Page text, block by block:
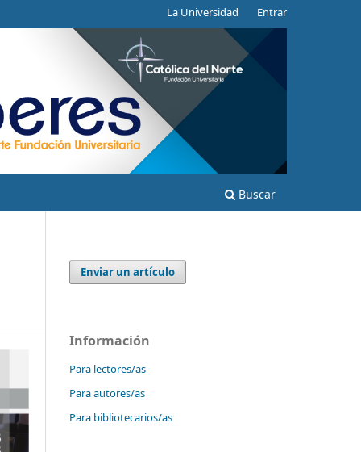
Buscar
La Universidad Entrar
Enviar un artículo
Información
Para lectores/as
Para autores/as
Para bibliotecarios/as